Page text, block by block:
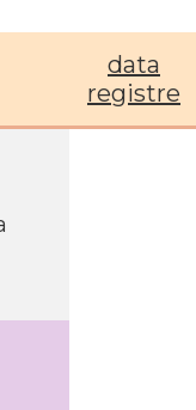
data
registre